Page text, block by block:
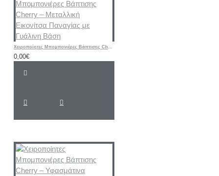
Χειροποίητες Μπομπονιέρες Βάπτισης Cherry – Μεταλλική Εικονίτσα Παναγίας με Γυάλινη Βάση
0,00€